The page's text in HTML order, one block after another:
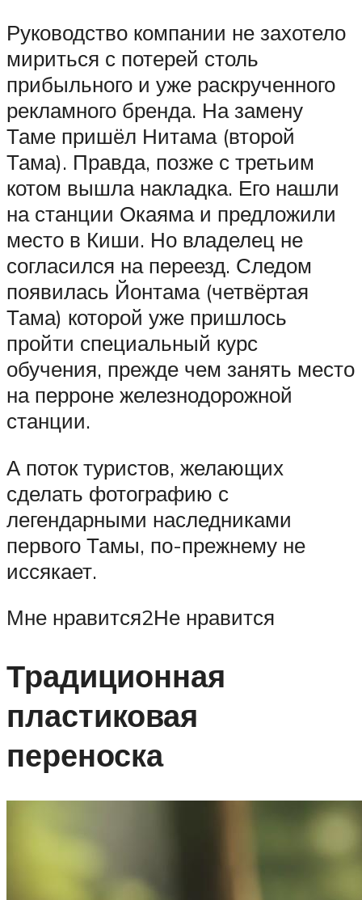
Руководство компании не захотело
мириться с потерей столь
прибыльного и уже раскрученного
рекламного бренда. На замену
Таме пришёл Нитама (второй
Тама). Правда, позже с третьим
котом вышла накладка. Его нашли
на станции Окаяма и предложили
место в Киши. Но владелец не
согласился на переезд. Следом
появилась Йонтама (четвёртая
Тама) которой уже пришлось
пройти специальный курс
обучения, прежде чем занять место
на перроне железнодорожной
станции.
А поток туристов, желающих
сделать фотографию с
легендарными наследниками
первого Тамы, по-прежнему не
иссякает.
Мне нравится2Не нравится
Традиционная
пластиковая
переноска